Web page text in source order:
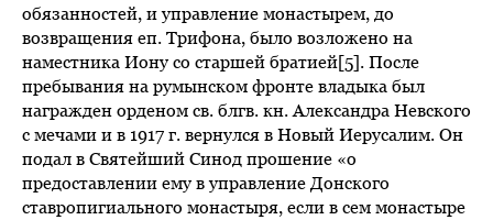
обязанностей, и управление монастырем, до
возвращения еп. Трифона, было возложено на
наместника Иону со старшей братией[5]. После
пребывания на румынском фронте владыка был
награжден орденом св. блгв. кн. Александра Невского
с мечами и в 1917 г. вернулся в Новый Иерусалим. Он
подал в Святейший Синод прошение «о
предоставлении ему в управление Донского
ставропигиального монастыря, если в сем монастыре